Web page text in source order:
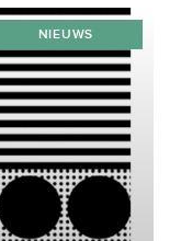
NIEUWS